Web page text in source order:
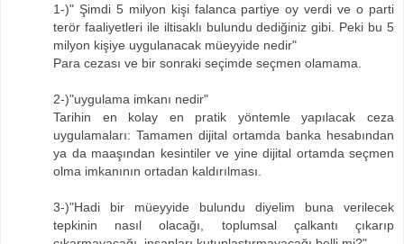
1-)" Şimdi 5 milyon kişi falanca partiye oy verdi ve o parti
terör faaliyetleri ile iltisaklı bulundu dediğiniz gibi. Peki bu 5
milyon kişiye uygulanacak müeyyide nedir"
Para cezası ve bir sonraki seçimde seçmen olamama.
2-)"uygulama imkanı nedir"
Tarihin en kolay en pratik yöntemle yapılacak ceza
uygulamaları: Tamamen dijital ortamda banka hesabından
ya da maaşından kesintiler ve yine dijital ortamda seçmen
olma imkanının ortadan kaldırılması.
3-)"Hadi bir müeyyide bulundu diyelim buna verilecek
tepkinin nasıl olacağı, toplumsal çalkantı çıkarıp